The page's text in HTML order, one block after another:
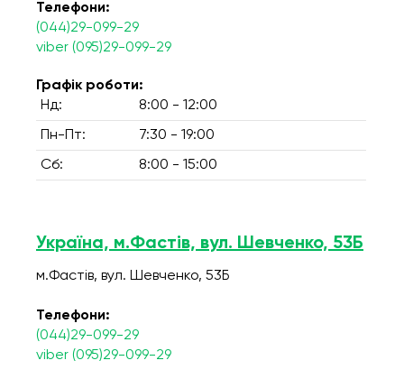
Телефони:
(044)29-099-29
viber (095)29-099-29
Графік роботи:
Нд:
8:00 - 12:00
Пн-Пт: 7:30 - 19:00
Сб: 8:00 - 15:00
Україна, м.Фастів, вул. Шевченко, 53Б
м.Фастів, вул. Шевченко, 53Б
Телефони:
(044)29-099-29
viber (095)29-099-29